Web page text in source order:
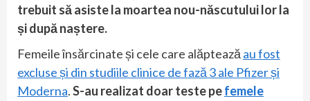
trebuit să asiste la moartea nou-născutului lor la
și după naștere.
Femeile însărcinate și cele care alăptează au fost
excluse și din studiile clinice de fază 3 ale Pfizer și
Moderna.S-au realizat doar teste pefemele